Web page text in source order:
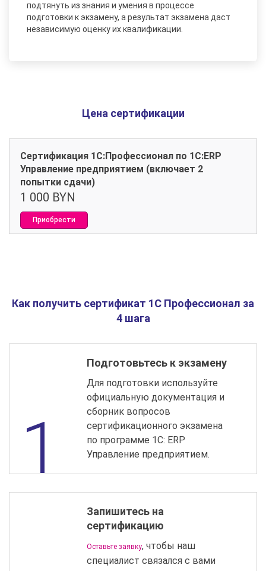
подтянуть из знания и умения в процессе
подготовки к экзамену, а результат экзамена даст
независимую оценку их квалификации.
Цена сертификации
Сертификация 1С:Профессионал по 1С:ERP
Управление предприятием (включает 2
попытки сдачи)
1 000 BYN
Приобрести
Как получить сертификат 1С Профессионал за
4 шага
Подготовьтесь к экзамену
Для подготовки используйте
официальную документация и
сборник вопросов
сертификационного экзамена
по программе 1С: ERP
Управление предприятием.
Запишитесь на
сертификацию
Оставьте заявку, чтобы наш
специалист связался с вами